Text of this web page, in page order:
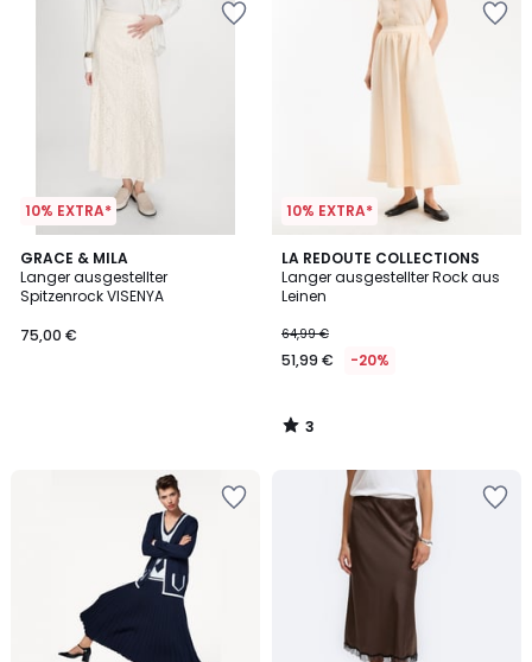
10% EXTRA*
GRACE & MILA
Langer ausgestellter
Spitzenrock VISENYA
75,00 €
10% EXTRA*
LA REDOUTE COLLECTIONS
Langer ausgestellter Rock aus
Leinen
64,99 €
51,99 € -20%
3
/
5
3
/